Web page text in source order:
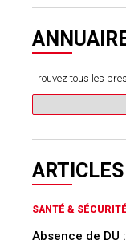
Trouvez tous les
SANTÉ &
Absence de DU